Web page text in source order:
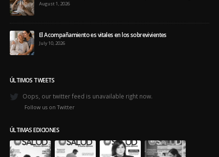
August 1, 2026
El Acompañamiento es vitales en los sobrevivientes
July 10, 2026
ÚLTIMOS TWEETS
Oops, our twitter feed is unavailable right now.
Follow us on Twitter
ÚLTIMAS EDICIONES